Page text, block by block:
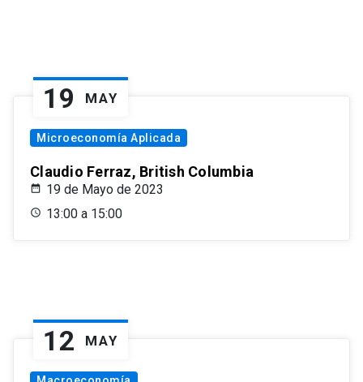
19 MAY
Microeconomía Aplicada
Claudio Ferraz, British Columbia
19 de Mayo de 2023
13:00 a 15:00
12 MAY